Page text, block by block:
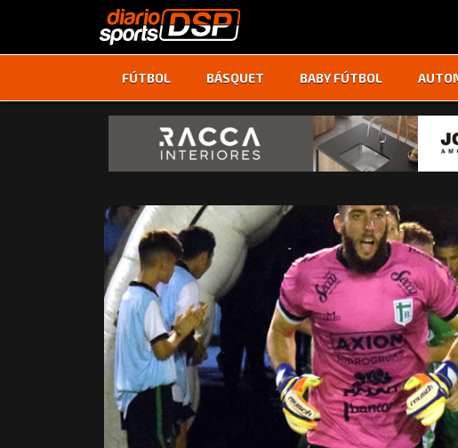
FÚTBOL BÁSQUET BABY FÚTBOL